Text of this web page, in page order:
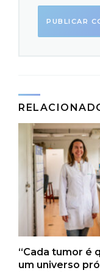
O estudo
diminui em cerca
“Cada tumor é
um universo